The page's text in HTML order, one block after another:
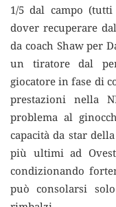
1/5 dal campo
dover recuperare
da coach Shaw per
un tiratore dal
giocatore in fase di
prestazioni nella
problema al
capacità da star
più ultimi ad
condizionando
può consolarsi